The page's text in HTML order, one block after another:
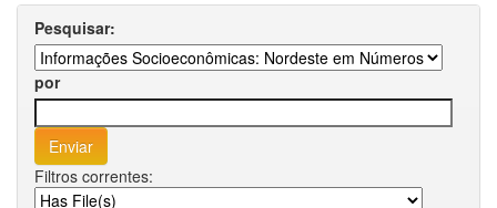
Pesquisar:
por
Filtros correntes: